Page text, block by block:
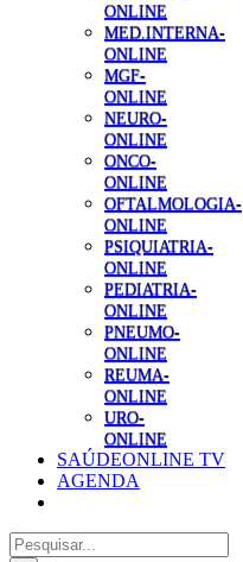
ONLINE
MED.INTERNA-
ONLINE
MGF-
ONLINE
NEURO-
ONLINE
ONCO-
ONLINE
OFTALMOLOGIA-
ONLINE
PSIQUIATRIA-
ONLINE
PEDIATRIA-
ONLINE
PNEUMO-
ONLINE
REUMA-
ONLINE
URO-
ONLINE
SAÚDEONLINE TV
AGENDA
Pesquisar